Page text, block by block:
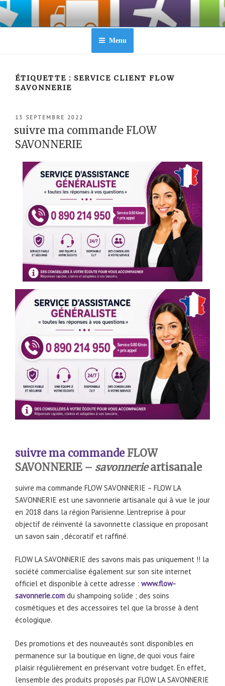
Aller
contenu
Menu
ÉTIQUETTE : SERVICE CLIENT FLOW
SAVONNERIE
PUBLIÉ
13 SEPTEMBRE 2022
suivre ma commande FLOW
SAVONNERIE
suivre ma commandeFLOW
SAVONNERIE – savonnerieartisanale
suivre ma commande FLOW SAVONNERIE – FLOW LA
SAVONNERIE est une savonnerie artisanale qui à vue le jour
en 2018 dans la région Parisienne. L’entreprise à pour
objectif de réinventé la savonnette classique en proposant
un savon sain , décoratif et raffiné.
FLOW LA SAVONNERIE des savons mais pas uniquement !! la
société commercialise également sur son site internet
officiel et disponible à cette adresse : www.flow-
savonnerie.com du shampoing solide ; des soins
cosmétiques et des accessoires tel que la brosse à dent
écologique.
Des promotions et des nouveautés sont disponibles en
permanence sur la boutique en ligne, de quoi vous faire
plaisir régulièrement en préservant votre budget. En effet,
l’ensemble des produits proposés par FLOW LA SAVONNERIE